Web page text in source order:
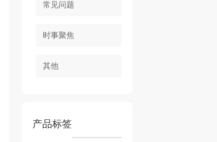
常见问题
时事聚焦
其他
产品标签